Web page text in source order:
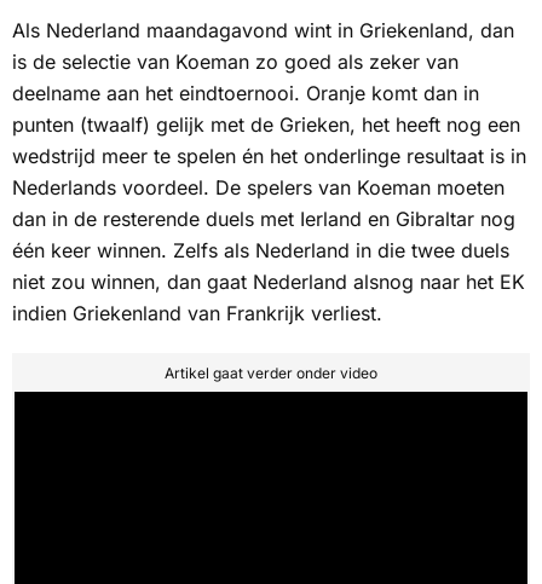
Als Nederland maandagavond wint in Griekenland, dan
is de selectie van Koeman zo goed als zeker van
deelname aan het eindtoernooi. Oranje komt dan in
punten (twaalf) gelijk met de Grieken, het heeft nog een
wedstrijd meer te spelen én het onderlinge resultaat is in
Nederlands voordeel. De spelers van Koeman moeten
dan in de resterende duels met Ierland en Gibraltar nog
één keer winnen. Zelfs als Nederland in die twee duels
niet zou winnen, dan gaat Nederland alsnog naar het EK
indien Griekenland van Frankrijk verliest.
Artikel gaat verder onder video